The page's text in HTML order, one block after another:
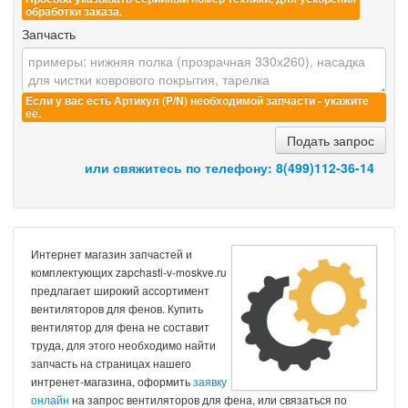
обработки заказа.
Запчасть
Если у вас есть Артикул (P/N) необходимой запчасти - укажите
её.
Подать запрос
или свяжитесь по телефону: 8(499)112-36-14
Интернет магазин запчастей и
комплектующих zapchasti-v-moskve.ru
предлагает широкий ассортимент
вентиляторов для фенов. Купить
вентилятор для фена не составит
труда, для этого необходимо найти
запчасть на страницах нашего
интренет-магазина, оформитьзаявку
онлайн на запрос вентиляторов для фена, или связаться по